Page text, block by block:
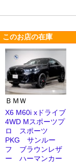
このお店の在庫
ＢＭＷ
X6 M60i xドライブ
4WD Mスポーツプ
ロ スポーツ
PKG サンルー
フ ブラウンレザ
ー ハーマンカー